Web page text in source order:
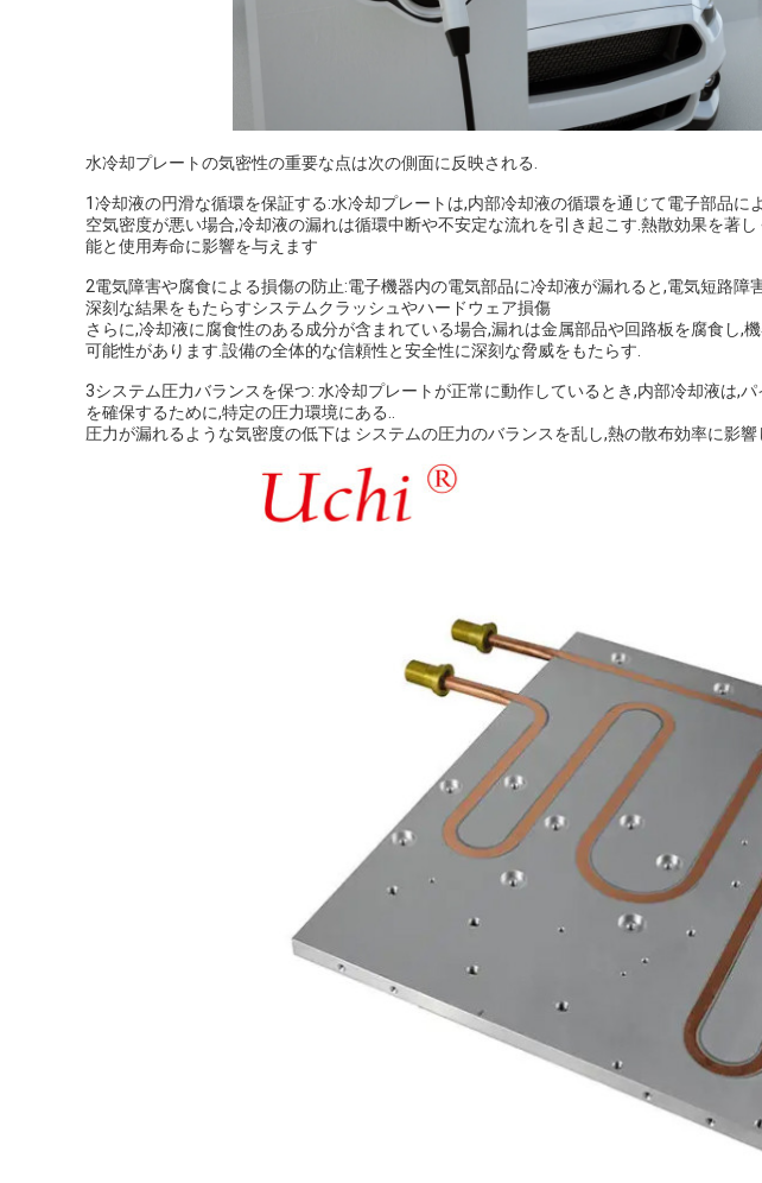
水冷却プレートの気密性の重要な点は次の側面に反映される.
1冷却液の円滑な循環を保証する:水冷却プレートは,内部冷却液の循環を通じて電子部品に
空気密度が悪い場合,冷却液の漏れは循環中断や不安定な流れを引き起こす.熱散効果を著
能と使用寿命に影響を与えます
2電気障害や腐食による損傷の防止:電子機器内の電気部品に冷却液が漏れると,電気短路
深刻な結果をもたらすシステムクラッシュやハードウェア損傷
さらに,冷却液に腐食性のある成分が含まれている場合,漏れは金属部品や回路板を腐食し,
可能性があります.設備の全体的な信頼性と安全性に深刻な脅威をもたらす.
3システム圧力バランスを保つ: 水冷却プレートが正常に動作しているとき,内部冷却液は,
を確保するために,特定の圧力環境にある..
圧力が漏れるような気密度の低下は システムの圧力のバランスを乱し,熱の散布効率に影